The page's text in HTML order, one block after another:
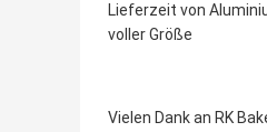
Lieferzeit von
voller Größe
Vielen Dank an RK